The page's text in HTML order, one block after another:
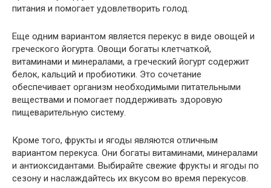
питания и помогает удовлетворить голод.
Еще одним вариантом является перекус в виде овощей и
греческого йогурта. Овощи богаты клетчаткой,
витаминами и минералами, а греческий йогурт содержит
белок, кальций и пробиотики. Это сочетание
обеспечивает организм необходимыми питательными
веществами и помогает поддерживать здоровую
пищеварительную систему.
Кроме того, фрукты и ягоды являются отличным
вариантом перекуса. Они богаты витаминами, минералами
и антиоксидантами. Выбирайте свежие фрукты и ягоды по
сезону и наслаждайтесь их вкусом во время перекусов.